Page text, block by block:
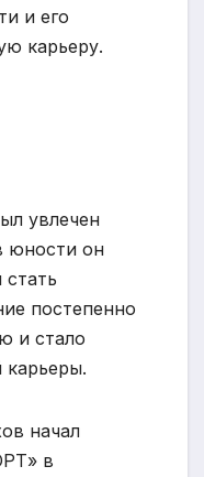
и его
карьеру.
увлечен
юности он
постепенно
и стало
карьеры.
начал
в